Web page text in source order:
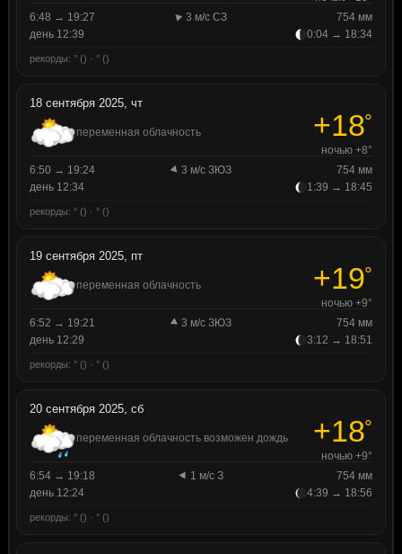
6:48 → 19:27
3 м/с СЗ
754 мм
день 12:39
0:04 → 18:34
рекорды: ° () · ° ()
18 сентября 2025, чт
переменная облачность +18°
ночью +8°
6:50 → 19:24
3 м/с ЗЮЗ
754 мм
день 12:34
1:39 → 18:45
рекорды: ° () · ° ()
19 сентября 2025, пт
переменная облачность +19°
ночью +9°
6:52 → 19:21
3 м/с ЗЮЗ
754 мм
день 12:29
3:12 → 18:51
рекорды: ° () · ° ()
20 сентября 2025, сб
переменная облачность возможен дождь +18°
ночью +9°
6:54 → 19:18
1 м/с З
754 мм
день 12:24
4:39 → 18:56
рекорды: ° () · ° ()